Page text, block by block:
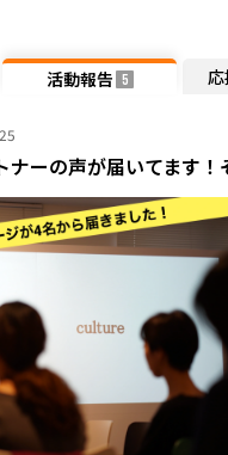
活動報告 5
ナーの声が届いてます